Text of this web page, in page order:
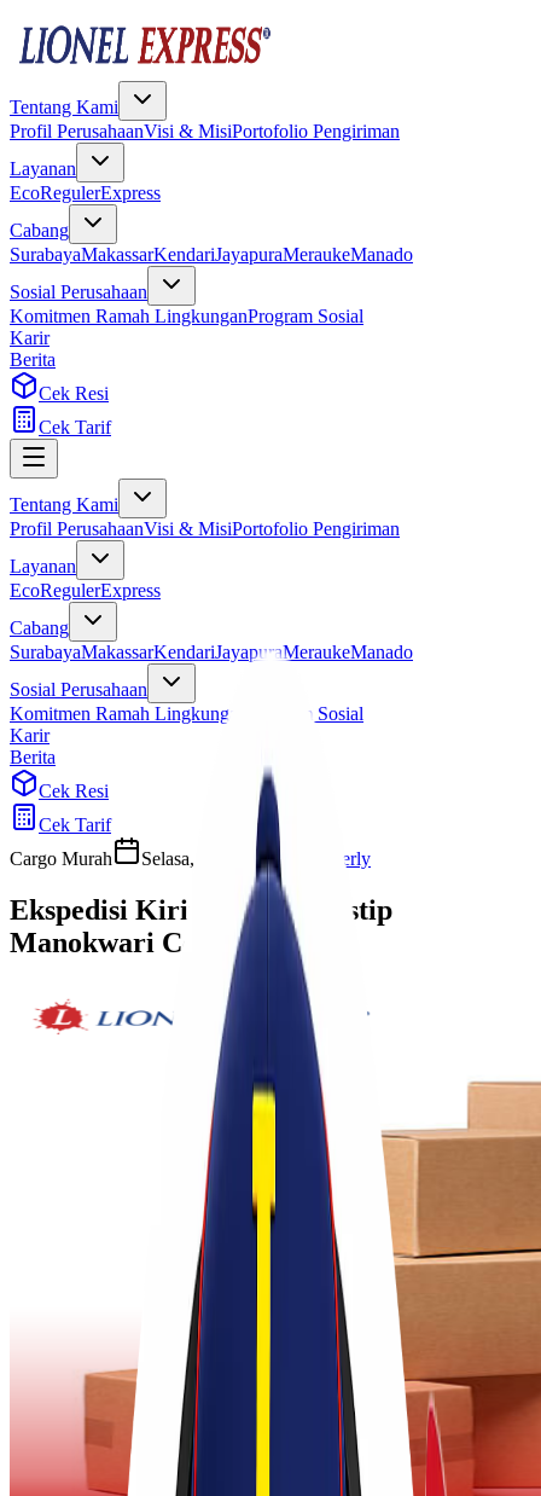
Tentang Kami
Profil PerusahaanVisi & MisiPortofolio Pengiriman
Layanan
EcoRegulerExpress
Cabang
SurabayaMakassarKendariJayapuraMeraukeManado
Sosial Perusahaan
Komitmen Ramah LingkunganProgram Sosial
Karir
Berita
Cek Resi
Cek Tarif
Tentang Kami
Profil PerusahaanVisi & MisiPortofolio Pengiriman
Layanan
EcoRegulerExpress
Cabang
SurabayaMakassarKendariJayapuraMeraukeManado
Sosial Perusahaan
Komitmen Ramah Lingkungan
Program Sosial
Karir
Berita
Cek Resi
Cek Tarif
Cargo Murah
Selasa, 6 Mei 2025 Sherly
Ekspedisi Kirim Barang Jastip
Manokwari Cepat Murah